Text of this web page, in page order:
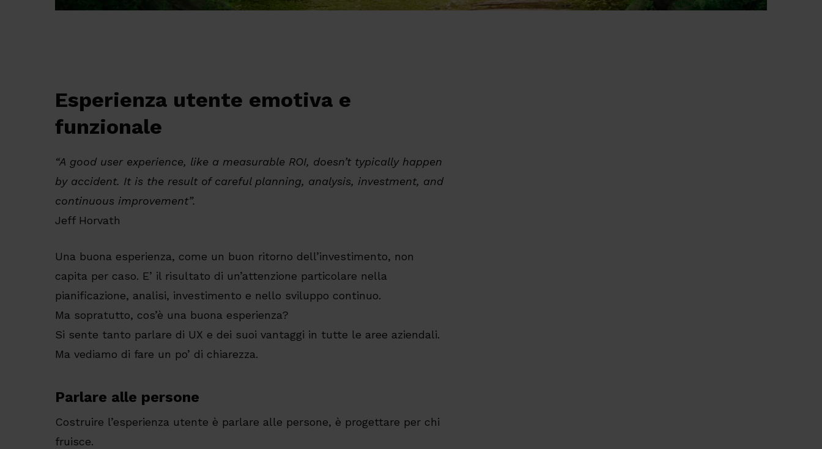
Esperienza utente emotiva e
funzionale
“A good user experience, like a measurable ROI, doesn’t typically happen
by accident. It is the result of careful planning, analysis, investment, and
continuous improvement”.
Jeff Horvath
Una buona esperienza, come un buon ritorno dell’investimento, non
capita per caso. E’ il risultato di un’attenzione particolare nella
pianificazione, analisi, investimento e nello sviluppo continuo.
Ma sopratutto, cos’è una buona esperienza?
Si sente tanto parlare di UX e dei suoi vantaggi in tutte le aree aziendali.
Ma vediamo di fare un po’ di chiarezza.
Parlare alle persone
Costruire l’esperienza utente è parlare alle persone, è progettare per chi
fruisce.